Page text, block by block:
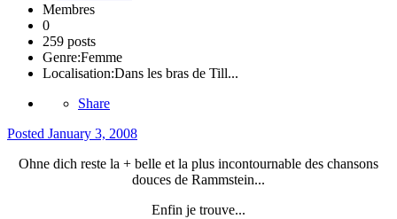
Membres
0
259 posts
Genre:Femme
Localisation:Dans les bras de Till...
Share
Posted January 3, 2008
Ohne dich reste la + belle et la plus incontournable des chansons
douces de Rammstein...
Enfin je trouve...